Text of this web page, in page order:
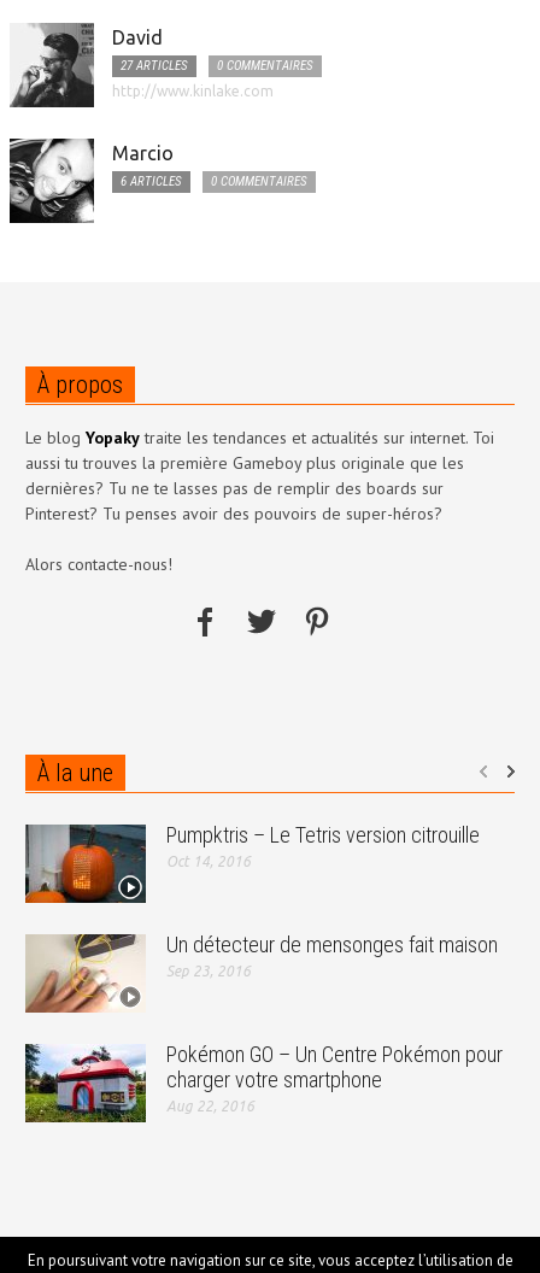
David
27 ARTICLES
0 COMMENTAIRES
http://www.kinlake.com
Marcio
6 ARTICLES 0 COMMENTAIRES
À propos
Le blog Yopakytraite les tendances et actualités sur internet. Toi
aussi tu trouves la première Gameboy plus originale que les
dernières? Tu ne te lasses pas de remplir des boards sur
Pinterest? Tu penses avoir des pouvoirs de super-héros?
Alors contacte-nous!
À la une
Pumpktris – Le Tetris version citrouille
Oct 14, 2016
Un détecteur de mensonges fait maison
Sep 23, 2016
Pokémon GO – Un Centre Pokémon pour
charger votre smartphone
Aug 22, 2016
En poursuivant votre navigation sur ce site, vous acceptez l’utilisation de